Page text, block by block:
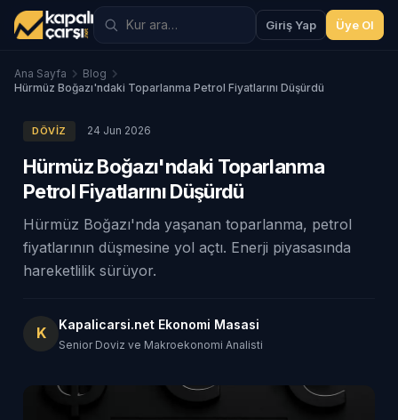
Giriş Yap Üye Ol
Ana Sayfa
Blog
Hürmüz Boğazı'ndaki Toparlanma Petrol Fiyatlarını Düşürdü
DÖVIZ 24 Jun 2026
Hürmüz Boğazı'ndaki Toparlanma
Petrol Fiyatlarını Düşürdü
Hürmüz Boğazı'nda yaşanan toparlanma, petrol
fiyatlarının düşmesine yol açtı. Enerji piyasasında
hareketlilik sürüyor.
K Kapalicarsi.net Ekonomi Masasi
Senior Doviz ve Makroekonomi Analisti